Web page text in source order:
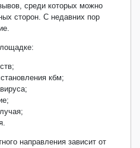
среди которых можно
сторон. С недавних пор
кбм;
направления зависит от